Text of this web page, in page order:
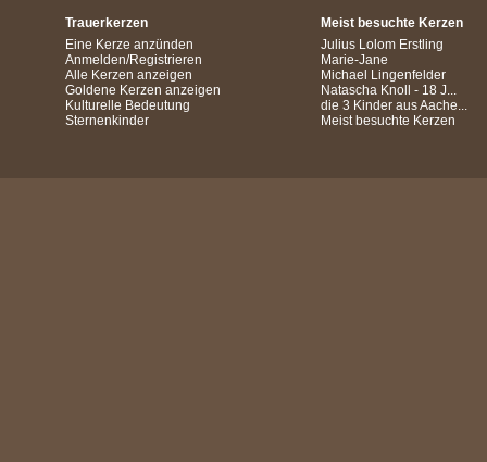
Trauerkerzen
Eine Kerze anzünden
Anmelden/Registrieren
Alle Kerzen anzeigen
Goldene Kerzen anzeigen
Kulturelle Bedeutung
Sternenkinder
Meist besuchte Kerzen
Julius Lolom Erstling
Marie-Jane
Michael Lingenfelder
Natascha Knoll - 18 J...
die 3 Kinder aus Aache...
Meist besuchte Kerzen